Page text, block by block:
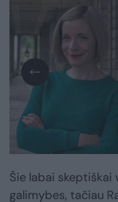
Šie labai skeptiškai
galimybes, tačiau